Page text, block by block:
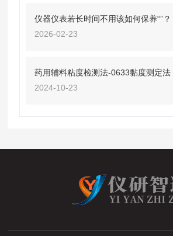
仪器仪表若长时间不用该如何保养“”？
2026-02-23
药用辅料粘度检测法-0633黏度测定法
2024-10-23